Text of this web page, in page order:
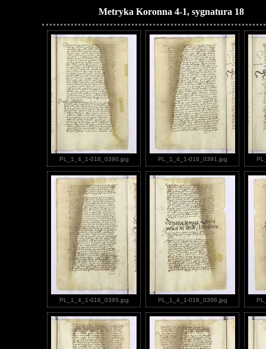
Metryka Koronna 4-1, sygnatura 18
PL_1_4_1-018_0390.jpg PL_1_4_1-018_0391.jpg
PL_1_4_1-018_0395.jpg PL_1_4_1-018_0396.jpg